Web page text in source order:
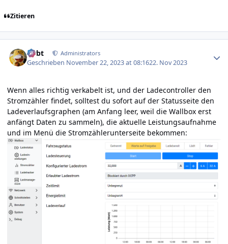
Zitieren
rtrbt Administrators
Geschrieben November 22, 2023 at 08:1622. Nov 2023
Wenn alles richtig verkabelt ist, und der Ladecontroller den
Stromzähler findet, solltest du sofort auf der Statusseite den
Ladeverlaufsgraphen (am Anfang leer, weil die Wallbox erst
anfängt Daten zu sammeln), die aktuelle Leistungsaufnahme
und im Menü die Stromzählerunterseite bekommen: